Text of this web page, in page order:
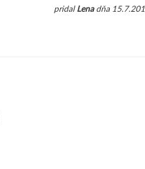
pridal Lenadňa